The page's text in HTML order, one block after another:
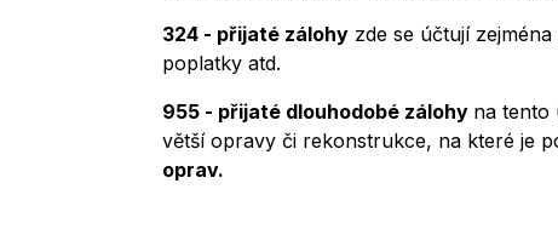
324 - přijaté zálohy zde se účtují
poplatky atd.
955 - přijaté dlouhodobé zálohy na tento
větší opravy či rekonstrukce, na které je
oprav.